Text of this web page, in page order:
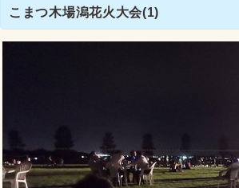
こまつ木場潟花火大会(1)